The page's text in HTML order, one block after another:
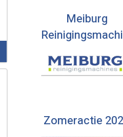
Meiburg
Zomeractie